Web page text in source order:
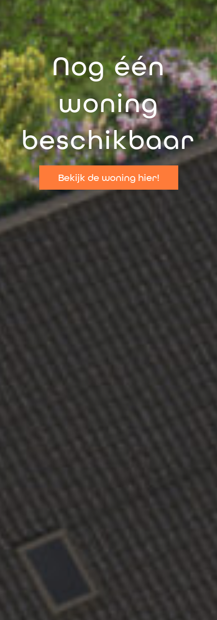
Nog één
woning
beschikbaar
Bekijk de woning hier!